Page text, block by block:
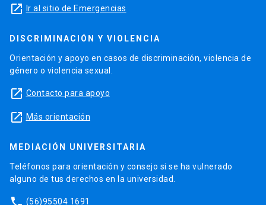
launch Ir al sitio de Emergencias
DISCRIMINACIÓN Y VIOLENCIA
Orientación y apoyo en casos de discriminación, violencia de
género o violencia sexual.
launch Contacto para apoyo
launch Más orientación
MEDIACIÓN UNIVERSITARIA
Teléfonos para orientación y consejo si se ha vulnerado
alguno de tus derechos en la universidad.
(56)95504 1691